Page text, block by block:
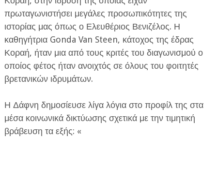
πρωταγωνιστήσει μεγάλες προσωπικότητες της
ιστορίας μας όπως ο Ελευθέριος Βενιζέλος. Η
καθηγήτρια Gonda Van Steen, κάτοχος της έδρας
Κοραή, ήταν μια από τους κριτές του διαγωνισμού ο
οποίος φέτος ήταν ανοιχτός σε όλους του φοιτητές
βρετανικών ιδρυμάτων.
Η Δάφνη δημοσίευσε λίγα λόγια στο προφίλ της στα
μέσα κοινωνικά δικτύωσης σχετικά με την τιμητική
βράβευση τα εξής: «